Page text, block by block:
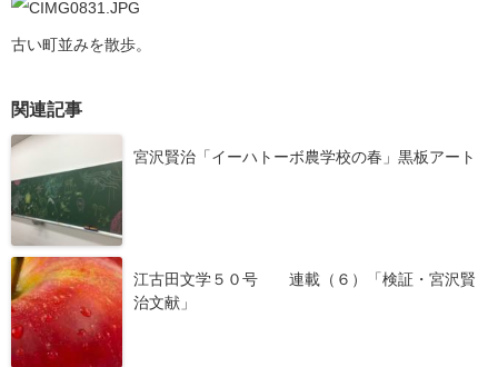
古い町並みを散歩。
関連記事
宮沢賢治「イーハトーボ農学校の春」黒板アート
江古田文学５０号 連載（６）「検証・宮沢賢
治文献」